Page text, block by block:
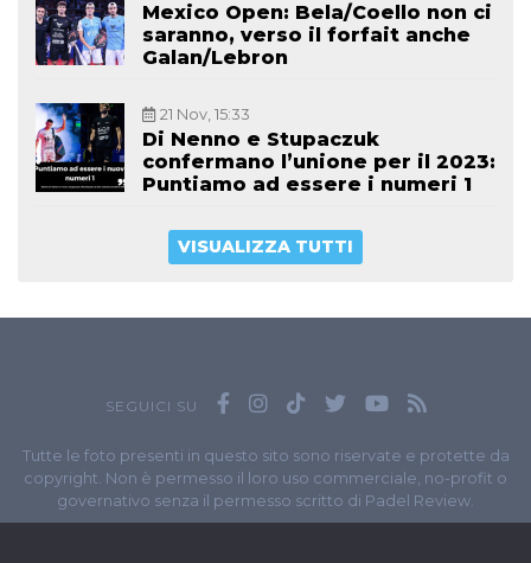
Mexico Open: Bela/Coello non ci
saranno, verso il forfait anche
Galan/Lebron
21 Nov, 15:33
Di Nenno e Stupaczuk
confermano l’unione per il 2023:
Puntiamo ad essere i numeri 1
VISUALIZZA TUTTI
SEGUICI SU
Tutte le foto presenti in questo sito sono riservate e protette da
copyright. Non è permesso il loro uso commerciale, no-profit o
governativo senza il permesso scritto di Padel Review.